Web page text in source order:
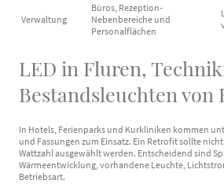
Verwaltung
Büros, Rezeption-
Nebenbereiche und
Personalflächen
LED in Fluren,
Bestandsleuchten von
In Hotels, Ferienparks und Kurkliniken kommen
und Fassungen zum Einsatz. Ein Retrofit sollte
Wattzahl ausgewählt werden. Entscheidend sind
Wärmeentwicklung, vorhandene Leuchte,
Betriebsart.